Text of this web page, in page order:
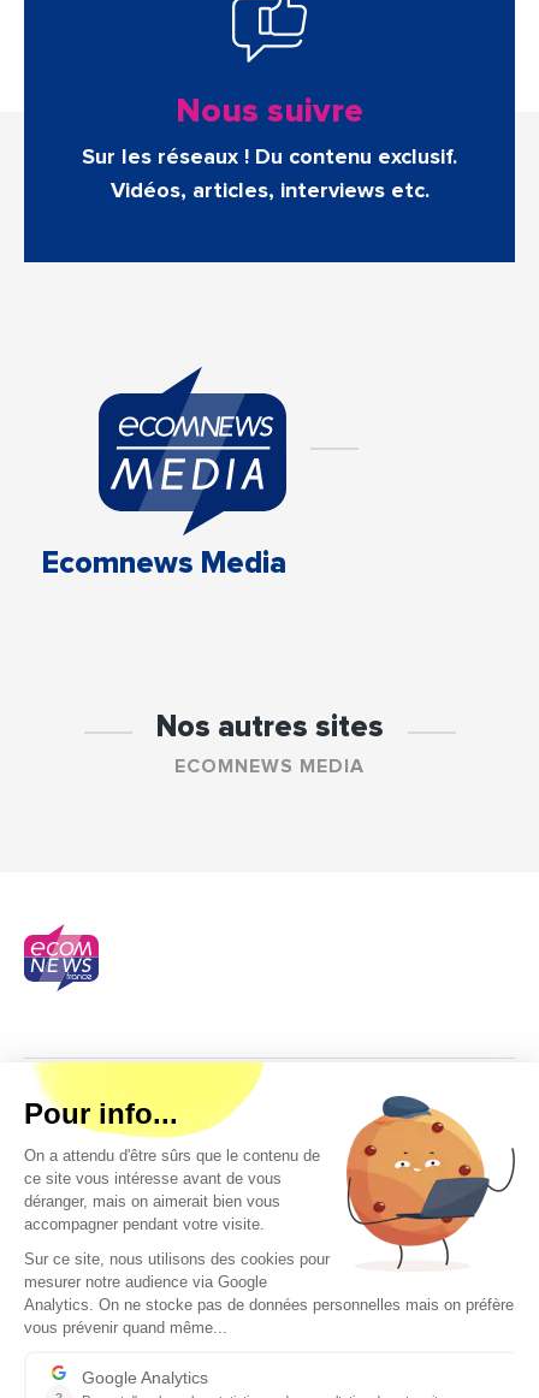
Nous suivre
Sur les réseaux ! Du contenu exclusif.
Vidéos, articles, interviews etc.
Ecomnews Media
Nos autres sites
ECOMNEWS MEDIA